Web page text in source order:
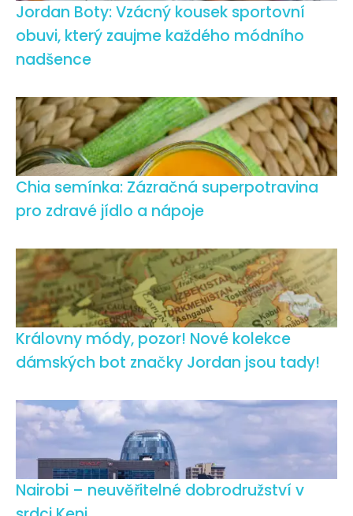
Jordan Boty: Vzácný kousek sportovní
obuvi, který zaujme každého módního
nadšence
Chia semínka: Zázračná superpotravina
pro zdravé jídlo a nápoje
Královny módy, pozor! Nové kolekce
dámských bot značky Jordan jsou tady!
Nairobi – neuvěřitelné dobrodružství v